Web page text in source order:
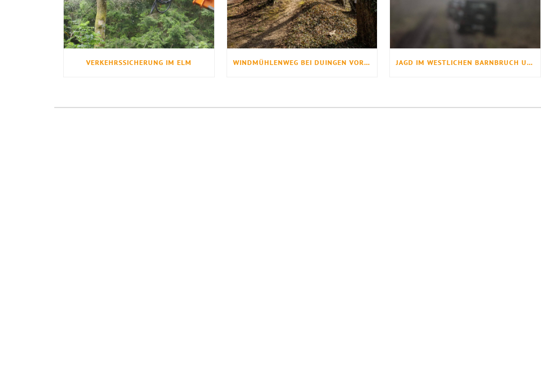
VERKEHRSSICHERUNG IM ELM WINDMÜHLENWEG BEI DUINGEN VORÜBERGEHEND GESPERRT JAGD IM WESTLICHEN BARNBRUCH UND AM TANKUMSEE